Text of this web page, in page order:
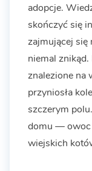
adopcje.
skończyć się
zajmującej się
niemal
znalezione na
przyniosła
szczerym
domu — owoc
wiejskich